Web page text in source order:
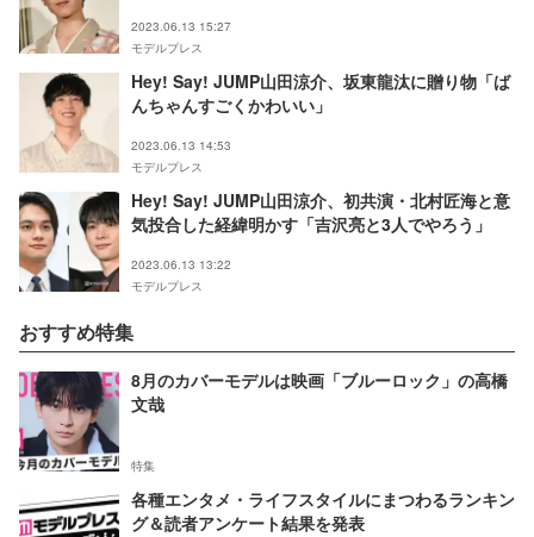
2023.06.13 15:27
モデルプレス
Hey! Say! JUMP山田涼介、坂東龍汰に贈り物「ば
んちゃんすごくかわいい」
2023.06.13 14:53
モデルプレス
Hey! Say! JUMP山田涼介、初共演・北村匠海と意
気投合した経緯明かす「吉沢亮と3人でやろう」
2023.06.13 13:22
モデルプレス
おすすめ特集
8月のカバーモデルは映画「ブルーロック」の高橋
文哉
特集
各種エンタメ・ライフスタイルにまつわるランキン
グ＆読者アンケート結果を発表